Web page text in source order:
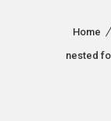
Home
nested